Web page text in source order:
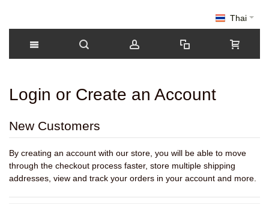
Thai
Login or Create an Account
New Customers
By creating an account with our store, you will be able to move
through the checkout process faster, store multiple shipping
addresses, view and track your orders in your account and more.